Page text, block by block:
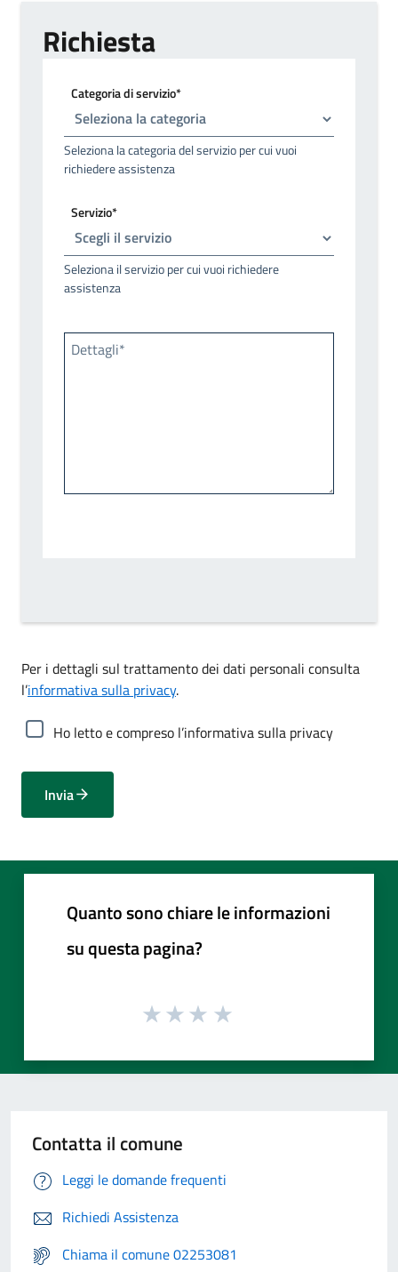
Richiesta
Categoria di servizio*
Seleziona la categoria del servizio per cui vuoi
richiedere assistenza
Servizio*
Seleziona il servizio per cui vuoi richiedere
assistenza
Dettagli*
Per i dettagli sul trattamento dei dati personali consulta
l’informativa sulla privacy.
Ho letto e compreso l’informativa sulla privacy
Invia
Quanto sono chiare le informazioni
su questa pagina?
Contatta il comune
Leggi le domande frequenti
Richiedi Assistenza
Chiama il comune 02253081